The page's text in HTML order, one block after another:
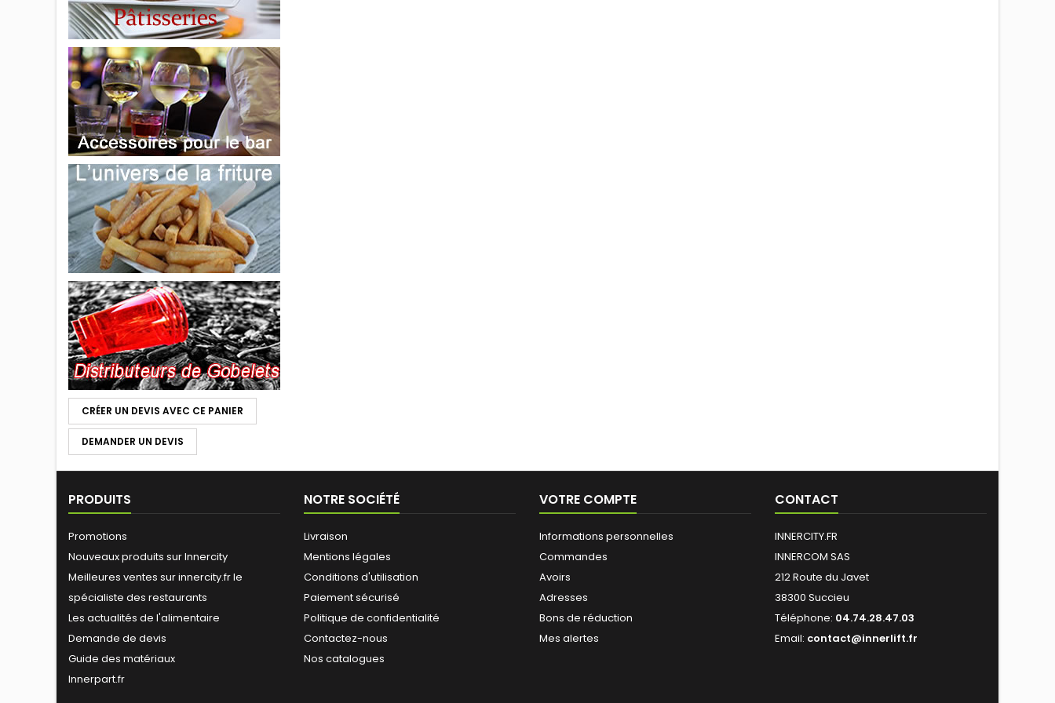
CRÉER UN DEVIS AVEC CE PANIER
DEMANDER UN DEVIS
PRODUITS
Promotions
Nouveaux produits sur Innercity
Meilleures ventes sur innercity.fr le
spécialiste des restaurants
Les actualités de l'alimentaire
Demande de devis
Guide des matériaux
Innerpart.fr
NOTRE SOCIÉTÉ
Livraison
Mentions légales
Conditions d'utilisation
Paiement sécurisé
Politique de confidentialité
Contactez-nous
Nos catalogues
VOTRE COMPTE
Informations personnelles
Commandes
Avoirs
Adresses
Bons de réduction
Mes alertes
CONTACT
INNERCITY.FR
INNERCOM SAS
212 Route du Javet
38300 Succieu
Téléphone: 04.74.28.47.03
Email: contact@innerlift.fr